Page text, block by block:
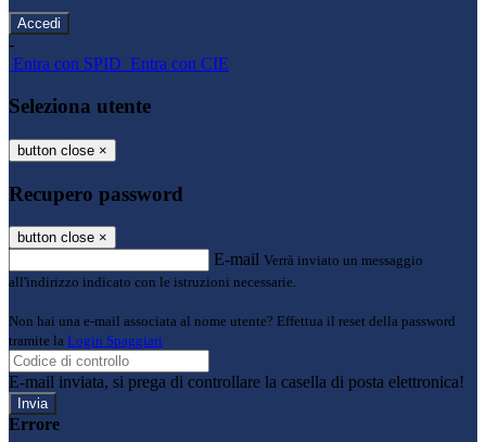
-
Entra con SPID Entra con CIE
Seleziona utente
button close ×
Recupero password
button close ×
E-mail Verrà inviato un messaggio
all'indirizzo indicato con le istruzioni necessarie.
Non hai una e-mail associata al nome utente? Effettua il reset della password
tramite la Login Spaggiari
E-mail inviata, si prega di controllare la casella di posta elettronica!
Errore